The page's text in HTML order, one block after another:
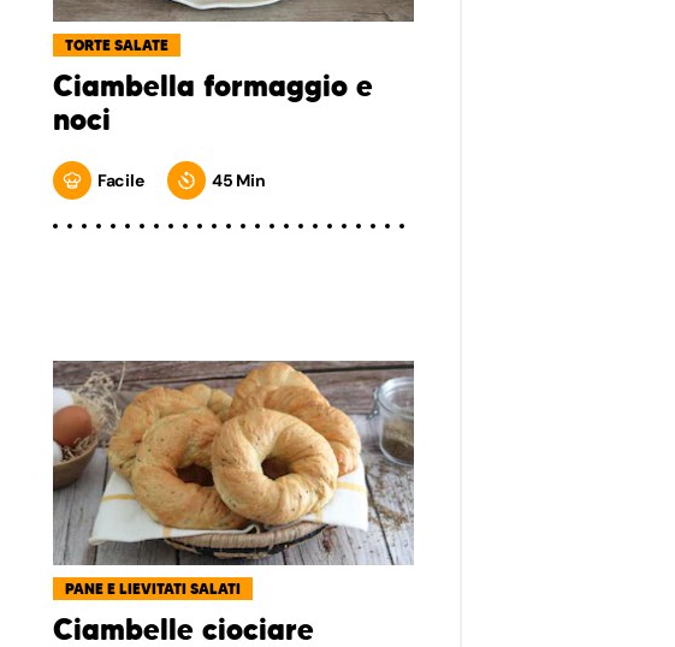
TORTE SALATE
Ciambella formaggio e
noci
Facile 45 Min
PANE E LIEVITATI SALATI
Ciambelle ciociare